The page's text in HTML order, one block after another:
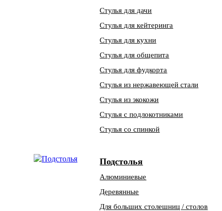
Стулья для дачи
Стулья для кейтеринга
Стулья для кухни
Стулья для общепита
Стулья для фудкорта
Стулья из нержавеющей стали
Стулья из экокожи
Стулья с подлокотниками
Стулья со спинкой
Подстолья
Алюминиевые
Деревянные
Для больших столешниц / столов